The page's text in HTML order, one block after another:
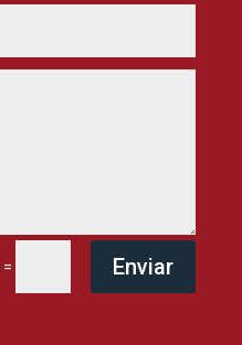
= Enviar